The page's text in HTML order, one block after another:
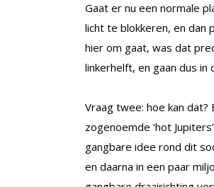
Gaat er nu een normale
licht te blokkeren, en dan
hier om gaat, was dat
linkerhelft, en gaan dus
Vraag twee: hoe kan
zogenoemde ‘hot
gangbare idee rond dit
en daarna in een paar